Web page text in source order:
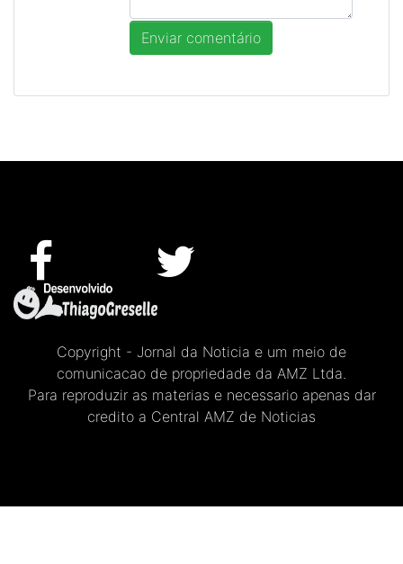
Copyright - Jornal da Noticia e um meio de
comunicacao de propriedade da AMZ Ltda.
Para reproduzir as materias e necessario apenas dar
credito a Central AMZ de Noticias